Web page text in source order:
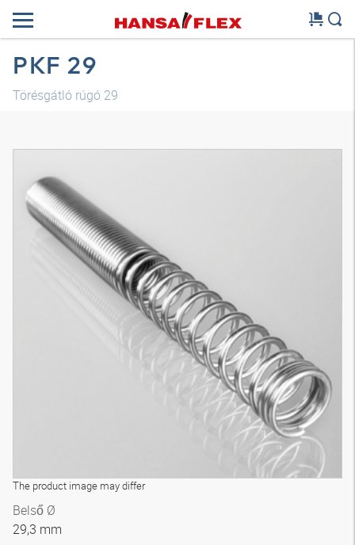
PKF 29
Törésgátló rúgó 29
The product image may differ
Belső Ø
29,3 mm